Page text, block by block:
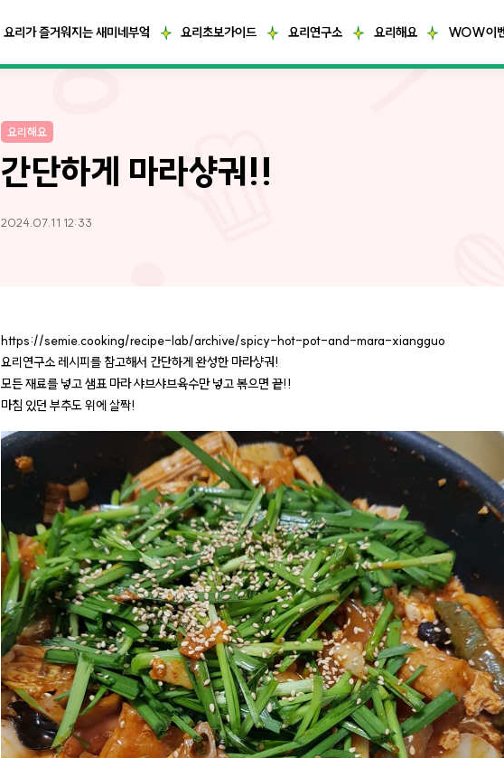
요리가 즐거워지는 새미네부엌 요리초보가이드 요리연구소 요리해요 WOW이
요리해요
간단하게 마라샹궈!!
2024.07.11 12:33
https://semie.cooking/recipe-lab/archive/spicy-hot-pot-and-mara-xiangguo
요리연구소 레시피를 참고해서 간단하게 완성한 마라샹궈!
모든 재료를 넣고 샘표 마라 샤브샤브육수만 넣고 볶으면 끝!!
마침 있던 부추도 위에 살짝!